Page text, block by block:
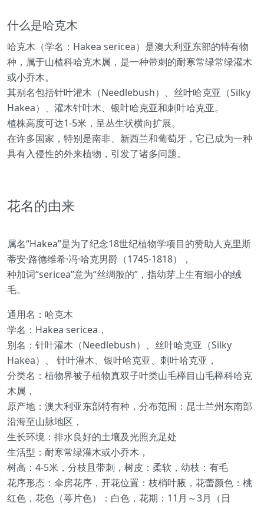
什么是哈克木
哈克木（学名：Hakea sericea）是澳大利亚东部的特有物
种，属于山楂科哈克木属，是一种带刺的耐寒常绿常绿灌木
或小乔木。
其别名包括针叶灌木（Needlebush）、丝叶哈克亚（Silky
Hakea）、灌木针叶木、银叶哈克亚和刺叶哈克亚。
植株高度可达1-5米，呈丛生状横向扩展。
在许多国家，特别是南非、新西兰和葡萄牙，它已成为一种
具有入侵性的外来植物，引发了诸多问题。
花名的由来
属名“Hakea”是为了纪念18世纪植物学项目的赞助人克里斯
蒂安·路德维希·冯·哈克男爵（1745-1818），
种加词“sericea”意为“丝绸般的”，指幼芽上生有细小的绒
毛。
通用名：哈克木
学名：Hakea sericea，
别名：针叶灌木（Needlebush）、丝叶哈克亚（Silky
Hakea）、 针叶灌木、银叶哈克亚、刺叶哈克亚，
分类名：植物界被子植物真双子叶类山毛榉目山毛榉科哈克
木属，
原产地：澳大利亚东部特有种，分布范围：昆士兰州东南部
沿海至山脉地区，
生长环境：排水良好的土壤及光照充足处
生活型：耐寒常绿灌木或小乔木，
树高：4-5米，分枝且带刺，树皮：柔软，幼枝：有毛
花序形态：伞房花序，开花位置：枝梢叶腋，花蕾颜色：桃
红色，花色（萼片色）：白色，花期：11月～3月（日